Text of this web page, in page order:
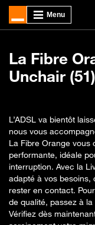
La Fibre
Unchair
L’ADSL va bientôt
nous vous
La Fibre Orange vous
performante, idéale
interruption. Avec la
adapté à vos besoins,
rester en contact.
de qualité, passez à la
Vérifiez dès